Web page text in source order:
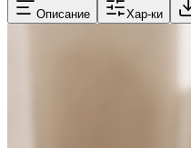
Описание Хар-ки